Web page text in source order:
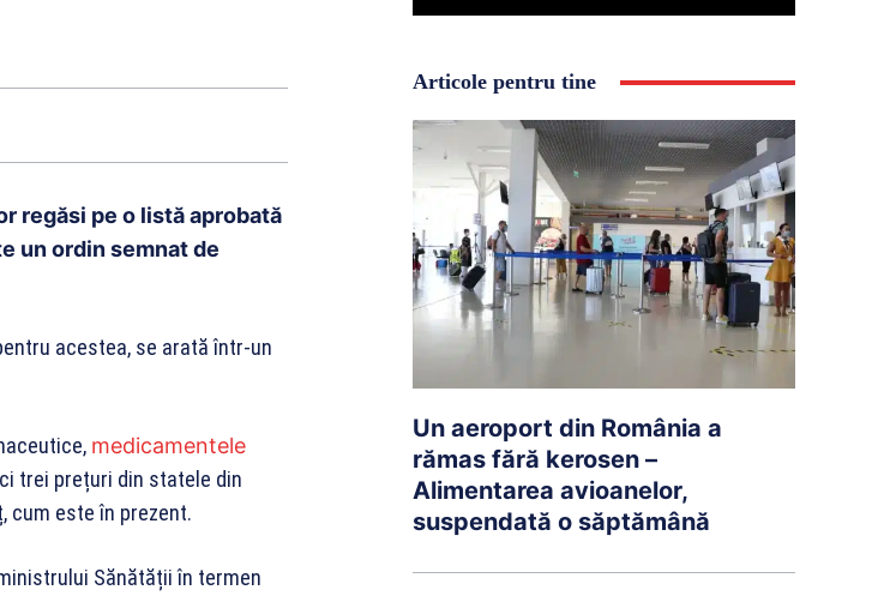
regăsi pe o listă aprobată
un ordin semnat de
acestea, se arată într-un
medicamentele
trei prețuri din statele din
cum este în prezent.
Sănătății în termen
Articole pentru tine
Un aeroport din România a
rămas fără kerosen –
Alimentarea avioanelor,
suspendată o săptămână